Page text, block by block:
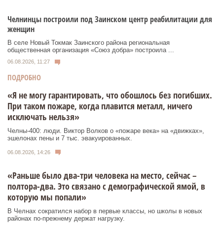
Челнинцы построили под Заинском центр реабилитации для
женщин
В селе Новый Токмак Заинского района региональная
общественная организация «Союз добра» построила ...
06.08.2026, 11:27
ПОДРОБНО
«Я не могу гарантировать, что обошлось без погибших.
При таком пожаре, когда плавится металл, ничего
исключать нельзя»
Челны-400: люди. Виктор Волков о «пожаре века» на «движках»,
эшелонах пены и 7 тыс. эвакуированных.
06.08.2026, 14:26
«Раньше было два-три человека на место, сейчас –
полтора-два. Это связано с демографической ямой, в
которую мы попали»
В Челнах сократился набор в первые классы, но школы в новых
районах по-прежнему держат нагрузку.